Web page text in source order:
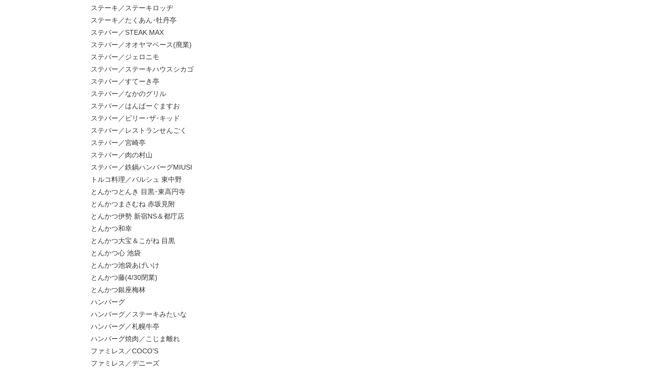
ステーキ／ステーキロッヂ
ステーキ／たくあん･牡丹亭
ステバー／STEAK MAX
ステバー／オオヤマベース(廃業)
ステバー／ジェロニモ
ステバー／ステーキハウスシカゴ
ステバー／すてーき亭
ステバー／なかのグリル
ステバー／はんばーぐますお
ステバー／ビリー･ザ･キッド
ステバー／レストランせんごく
ステバー／宮崎亭
ステバー／肉の村山
ステバー／鉄鍋ハンバーグMIUSI
トルコ料理／バルシュ 東中野
とんかつとんき 目黒･東高円寺
とんかつまさむね 赤坂見附
とんかつ伊勢 新宿NS＆都庁店
とんかつ和幸
とんかつ大宝＆こがね 目黒
とんかつ心 池袋
とんかつ池袋あげいけ
とんかつ藤(4/30閉業)
とんかつ銀座梅林
ハンバーグ
ハンバーグ／ステーキみたいな
ハンバーグ／札幌牛亭
ハンバーグ焼肉／こじま離れ
ファミレス／COCO'S
ファミレス／デニーズ